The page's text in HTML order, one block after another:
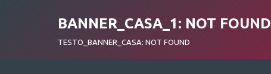
BANNER_CASA_1: NOT FOUND
TESTO_BANNER_CASA: NOT FOUND